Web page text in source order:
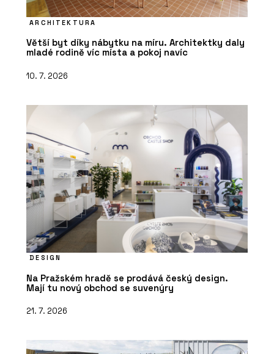
ARCHITEKTURA
Větší byt díky nábytku na míru. Architektky daly
mladé rodině víc místa a pokoj navíc
10. 7. 2026
DESIGN
Na Pražském hradě se prodává český design.
Mají tu nový obchod se suvenýry
21. 7. 2026